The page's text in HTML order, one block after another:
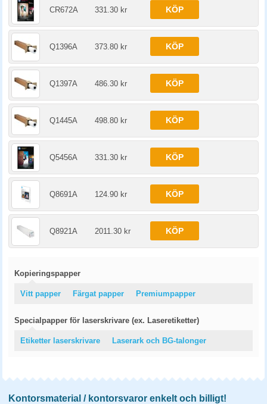
CR672A 331.30 kr KÖP
Q1396A 373.80 kr KÖP
Q1397A 486.30 kr KÖP
Q1445A 498.80 kr KÖP
Q5456A 331.30 kr KÖP
Q8691A 124.90 kr KÖP
Q8921A 2011.30 kr KÖP
Kopieringspapper
Vitt papper Färgat papper Premiumpapper
Specialpapper för laserskrivare (ex. Laseretiketter)
Etiketter laserskrivare Laserark och BG-talonger
Kontorsmaterial / kontorsvaror enkelt och billigt!